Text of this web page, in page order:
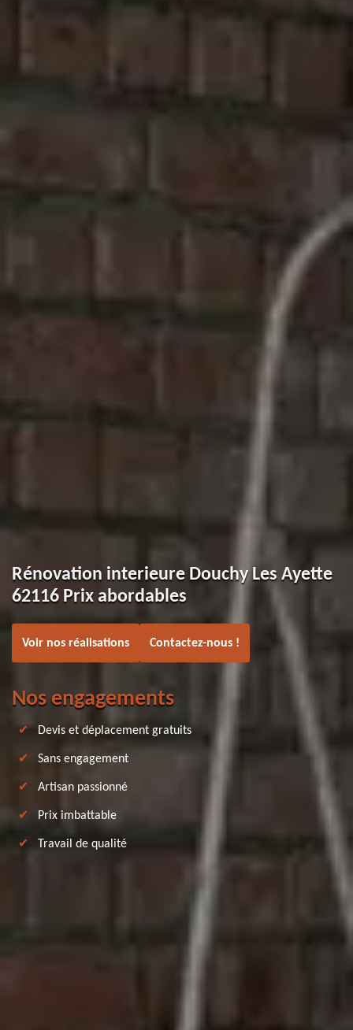
Rénovation interieure Douchy Les Ayette
62116 Prix abordables
Voir nos réalisations Contactez-nous !
Nos engagements
Devis et déplacement gratuits
Sans engagement
Artisan passionné
Prix imbattable
Travail de qualité